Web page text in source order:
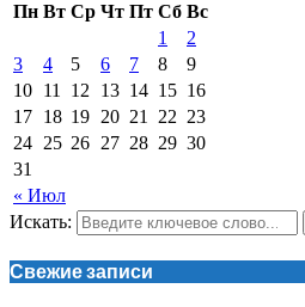
Пн Вт Ср Чт Пт Сб Вс
« Июл
1
2
3
4 5 6 7 8
9
10 11 12 13 14 15 16
17 18 19 20 21 22 23
24 25 26 27 28 29 30
31
Искать:
Свежие записи